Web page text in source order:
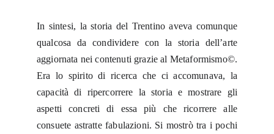
In sintesi, la storia del Trentino aveva comunque
qualcosa da condividere con la storia dell’arte
aggiornata nei contenuti grazie al Metaformismo©.
Era lo spirito di ricerca che ci accomunava, la
capacità di ripercorrere la storia e mostrare gli
aspetti concreti di essa più che ricorrere alle
consuete astratte fabulazioni. Si mostrò tra i pochi